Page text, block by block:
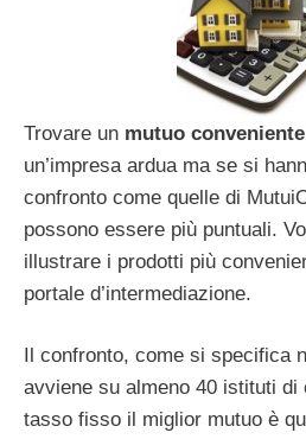
Trovare un mutuo conveniente
un’impresa ardua ma se si
confronto come quelle di
possono essere più puntuali.
illustrare i prodotti più
portale d’intermediazione.
Il confronto, come si specifica
avviene su almeno 40 istituti
tasso fisso il miglior mutuo è